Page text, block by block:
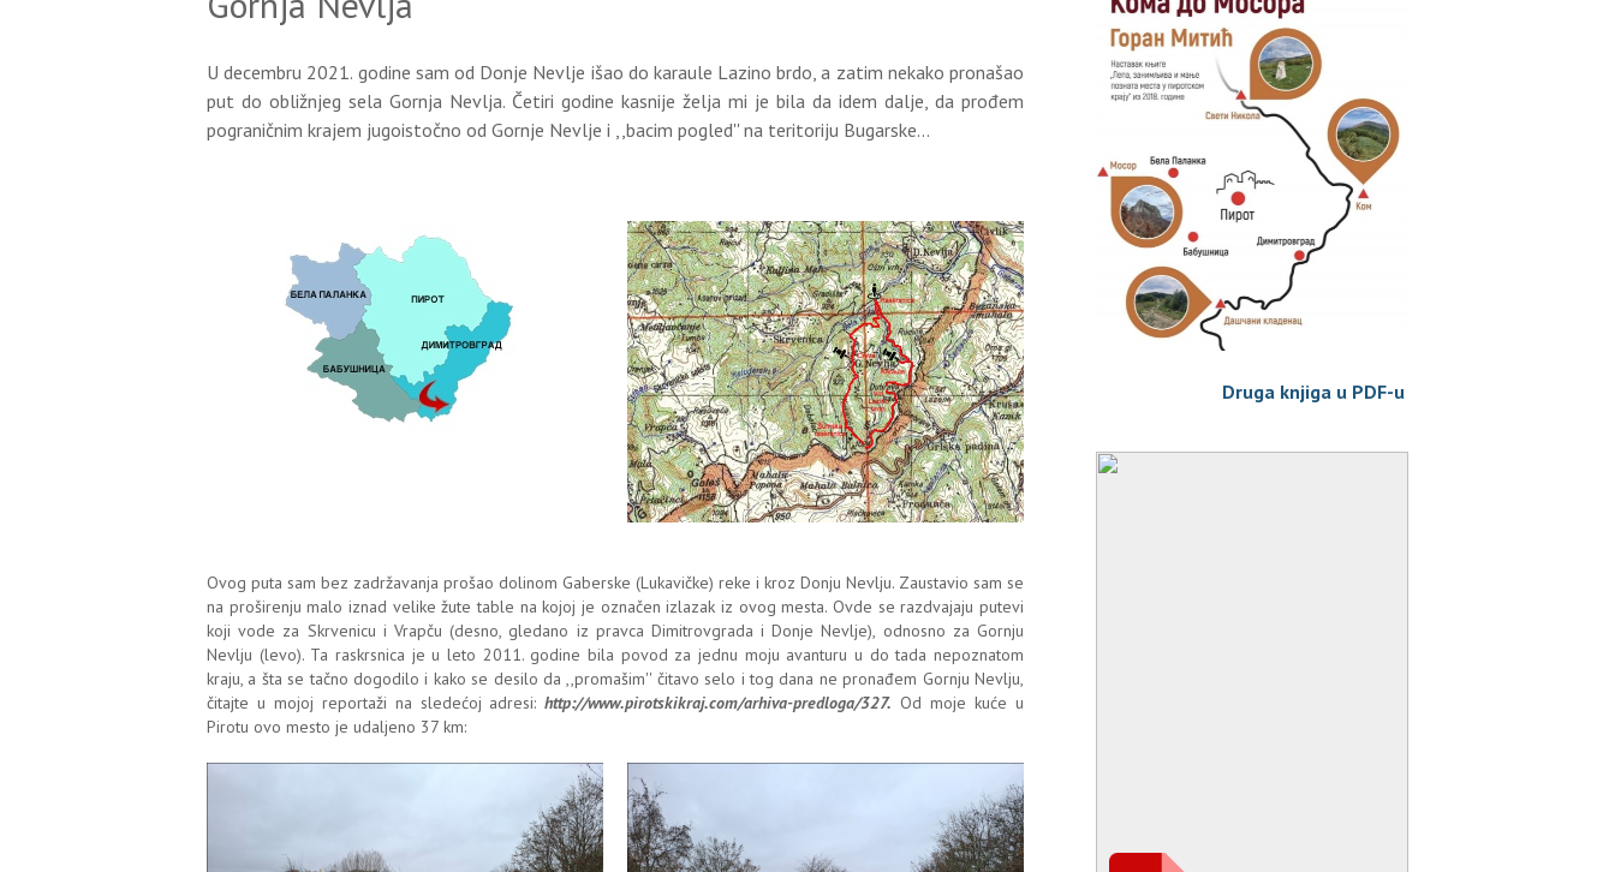
U decembru 2021. godine sam od Donje Nevlje išao do karaule Lazino brdo, a zatim nekako pronašao
put do obližnjeg sela Gornja Nevlja. Četiri godine kasnije želja mi je bila da idem dalje, da prođem
pograničnim krajem jugoistočno od Gornje Nevlje i ,,bacim pogled'' na teritoriju Bugarske...
Ovog puta sam bez zadržavanja prošao dolinom Gaberske (Lukavičke) reke i kroz Donju Nevlju. Zaustavio sam se
na proširenju malo iznad velike žute table na kojoj je označen izlazak iz ovog mesta. Ovde se razdvajaju putevi
koji vode za Skrvenicu i Vrapču (desno, gledano iz pravca Dimitrovgrada i Donje Nevlje), odnosno za Gornju
Nevlju (levo). Ta raskrsnica je u leto 2011. godine bila povod za jednu moju avanturu u do tada nepoznatom
kraju, a šta se tačno dogodilo i kako se desilo da ,,promašim'' čitavo selo i tog dana ne pronađem Gornju Nevlju,
čitajte u mojoj reportaži na sledećoj adresi:http://www.pirotskikraj.com/arhiva-predloga/327. Od moje kuće u
Pirotu ovo mesto je udaljeno 37 km:
Druga knjiga u PDF-u